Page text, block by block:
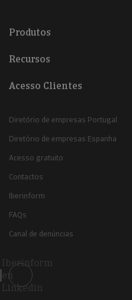
Produtos
Recursos
Acesso Clientes
Diretório de empresas Portugal
Diretório de empresas Espanha
Acesso gratuito
Contactos
Iberinform
FAQs
Canal de denúncias
Iberinform
en
Linkedin